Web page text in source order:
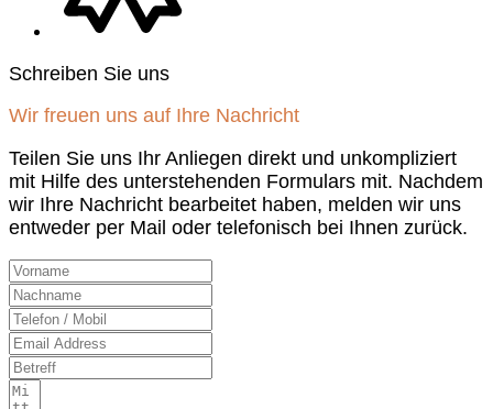
Schreiben Sie uns
Wir freuen uns auf Ihre Nachricht
Teilen Sie uns Ihr Anliegen direkt und unkompliziert
mit Hilfe des unterstehenden Formulars mit. Nachdem
wir Ihre Nachricht bearbeitet haben, melden wir uns
entweder per Mail oder telefonisch bei Ihnen zurück.